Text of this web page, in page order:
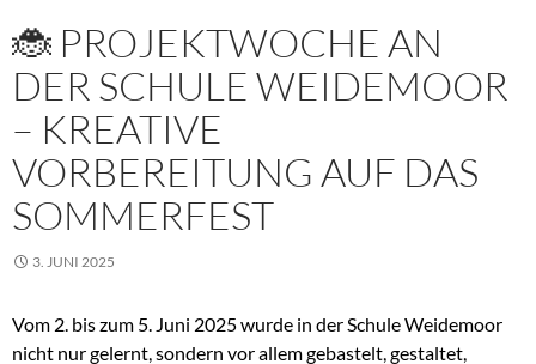
🐞 PROJEKTWOCHE AN
DER SCHULE WEIDEMOOR
– KREATIVE
VORBEREITUNG AUF DAS
SOMMERFEST
3. JUNI 2025
Vom 2. bis zum 5. Juni 2025 wurde in der Schule Weidemoor
nicht nur gelernt, sondern vor allem gebastelt, gestaltet,